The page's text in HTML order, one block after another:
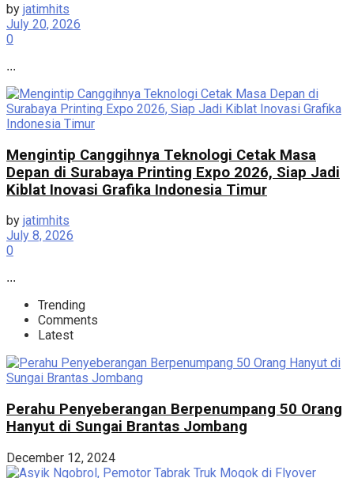
by jatimhits
July 20, 2026
0
...
Mengintip Canggihnya Teknologi Cetak Masa
Depan di Surabaya Printing Expo 2026, Siap Jadi
Kiblat Inovasi Grafika Indonesia Timur
by jatimhits
July 8, 2026
0
...
Trending
Comments
Latest
Perahu Penyeberangan Berpenumpang 50 Orang
Hanyut di Sungai Brantas Jombang
December 12, 2024